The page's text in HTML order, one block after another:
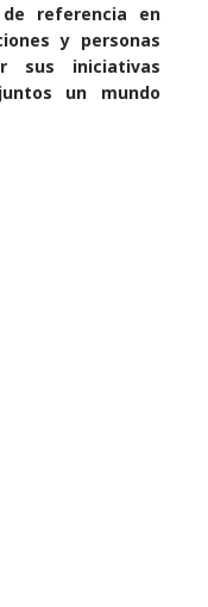
referencia en
y personas
sus iniciativas
un mundo